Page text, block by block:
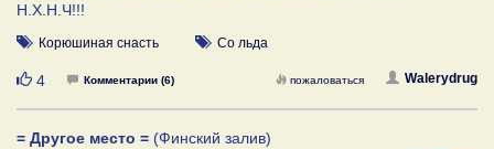
Н.Х.Н.Ч!!!
Корюшиная снасть Со льда
Нравится
4 Комментарии (6) Walerydrug
пожаловаться
= Другое место = (Финский залив)